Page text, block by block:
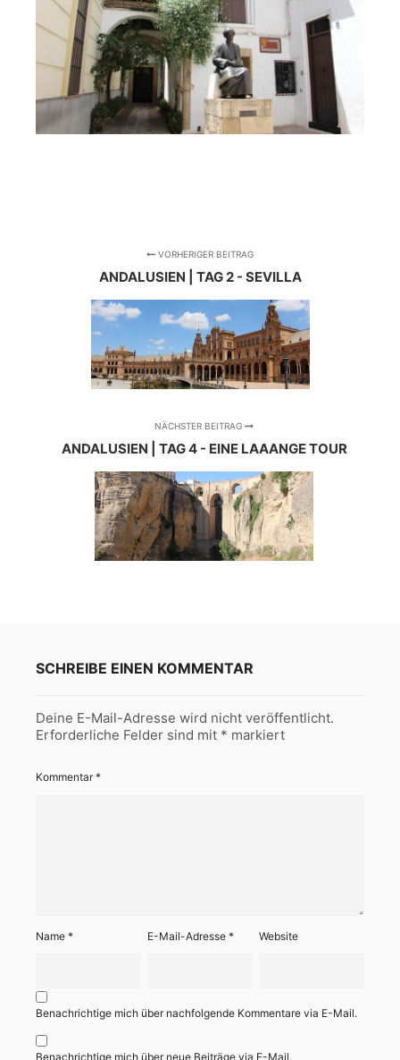
VORHERIGER BEITRAG
ANDALUSIEN | TAG 2 - SEVILLA
NÄCHSTER BEITRAG
ANDALUSIEN | TAG 4 - EINE LAAANGE TOUR
SCHREIBE EINEN KOMMENTAR
Deine E-Mail-Adresse wird nicht veröffentlicht.
Erforderliche Felder sind mit * markiert
Kommentar*
Name * E-Mail-Adresse* Website
Benachrichtige mich über nachfolgende Kommentare via E-Mail.
Benachrichtige mich über neue Beiträge via E-Mail.